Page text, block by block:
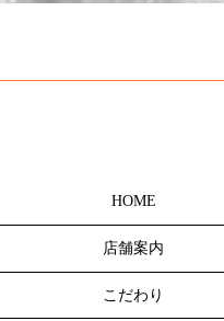
HOME
店舗案内
こだわり